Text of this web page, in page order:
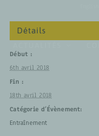
Détails
Début :
6th avril 2018
Fin :
18th avril 2018
Catégorie d’Évènement:
Entraînement